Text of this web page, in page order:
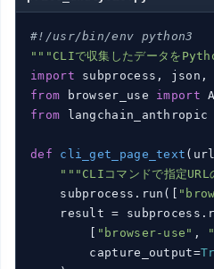
#!/usr/bin/env python3
"""CLIで収集したデータを
import
from browser_use import
from langchain_anthropic
def cli_get_page_text
"""CLIコマンドで指定URL
    subprocess.run([
result =
"browser-use" ,
        capture_output=